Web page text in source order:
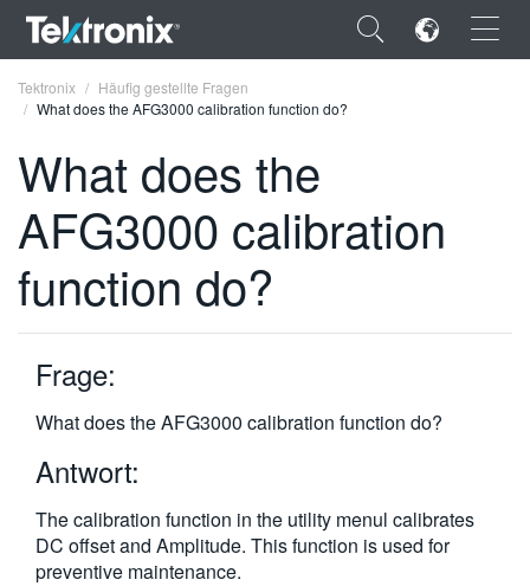
×
ENGLISH
FRANÇAIS
VIỆT NAM
简体中文
日本語
한국어
繁體中文
Tektronix
Häufig gestellte Fragen
What does the AFG3000 calibration function do?
What does the
AFG3000 calibration
function do?
Frage:
What does the AFG3000 calibration function do?
Antwort:
The calibration function in the utility menul calibrates
DC offset and Amplitude. This function is used for
preventive maintenance.